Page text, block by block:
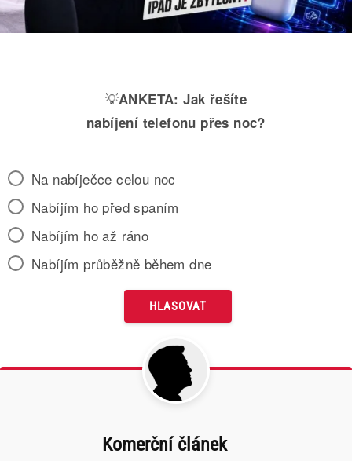
💡ANKETA: Jak řešíte
nabíjení telefonu přes noc?
Na nabíječce celou noc
Nabíjím ho před spaním
Nabíjím ho až ráno
Nabíjím průběžně během dne
Komerční článek